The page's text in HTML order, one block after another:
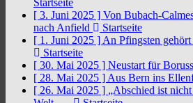
Startseite
[ 3. Juni 2025 ] Von Bubach-
nach Anfield
Startseite
[ 1. Juni 2025 ] An Pfingsten
Startseite
[ 30. Mai 2025 ] Neustart für
[ 28. Mai 2025 ] Aus Bern ins
[ 26. Mai 2025 ] „Abschied ist